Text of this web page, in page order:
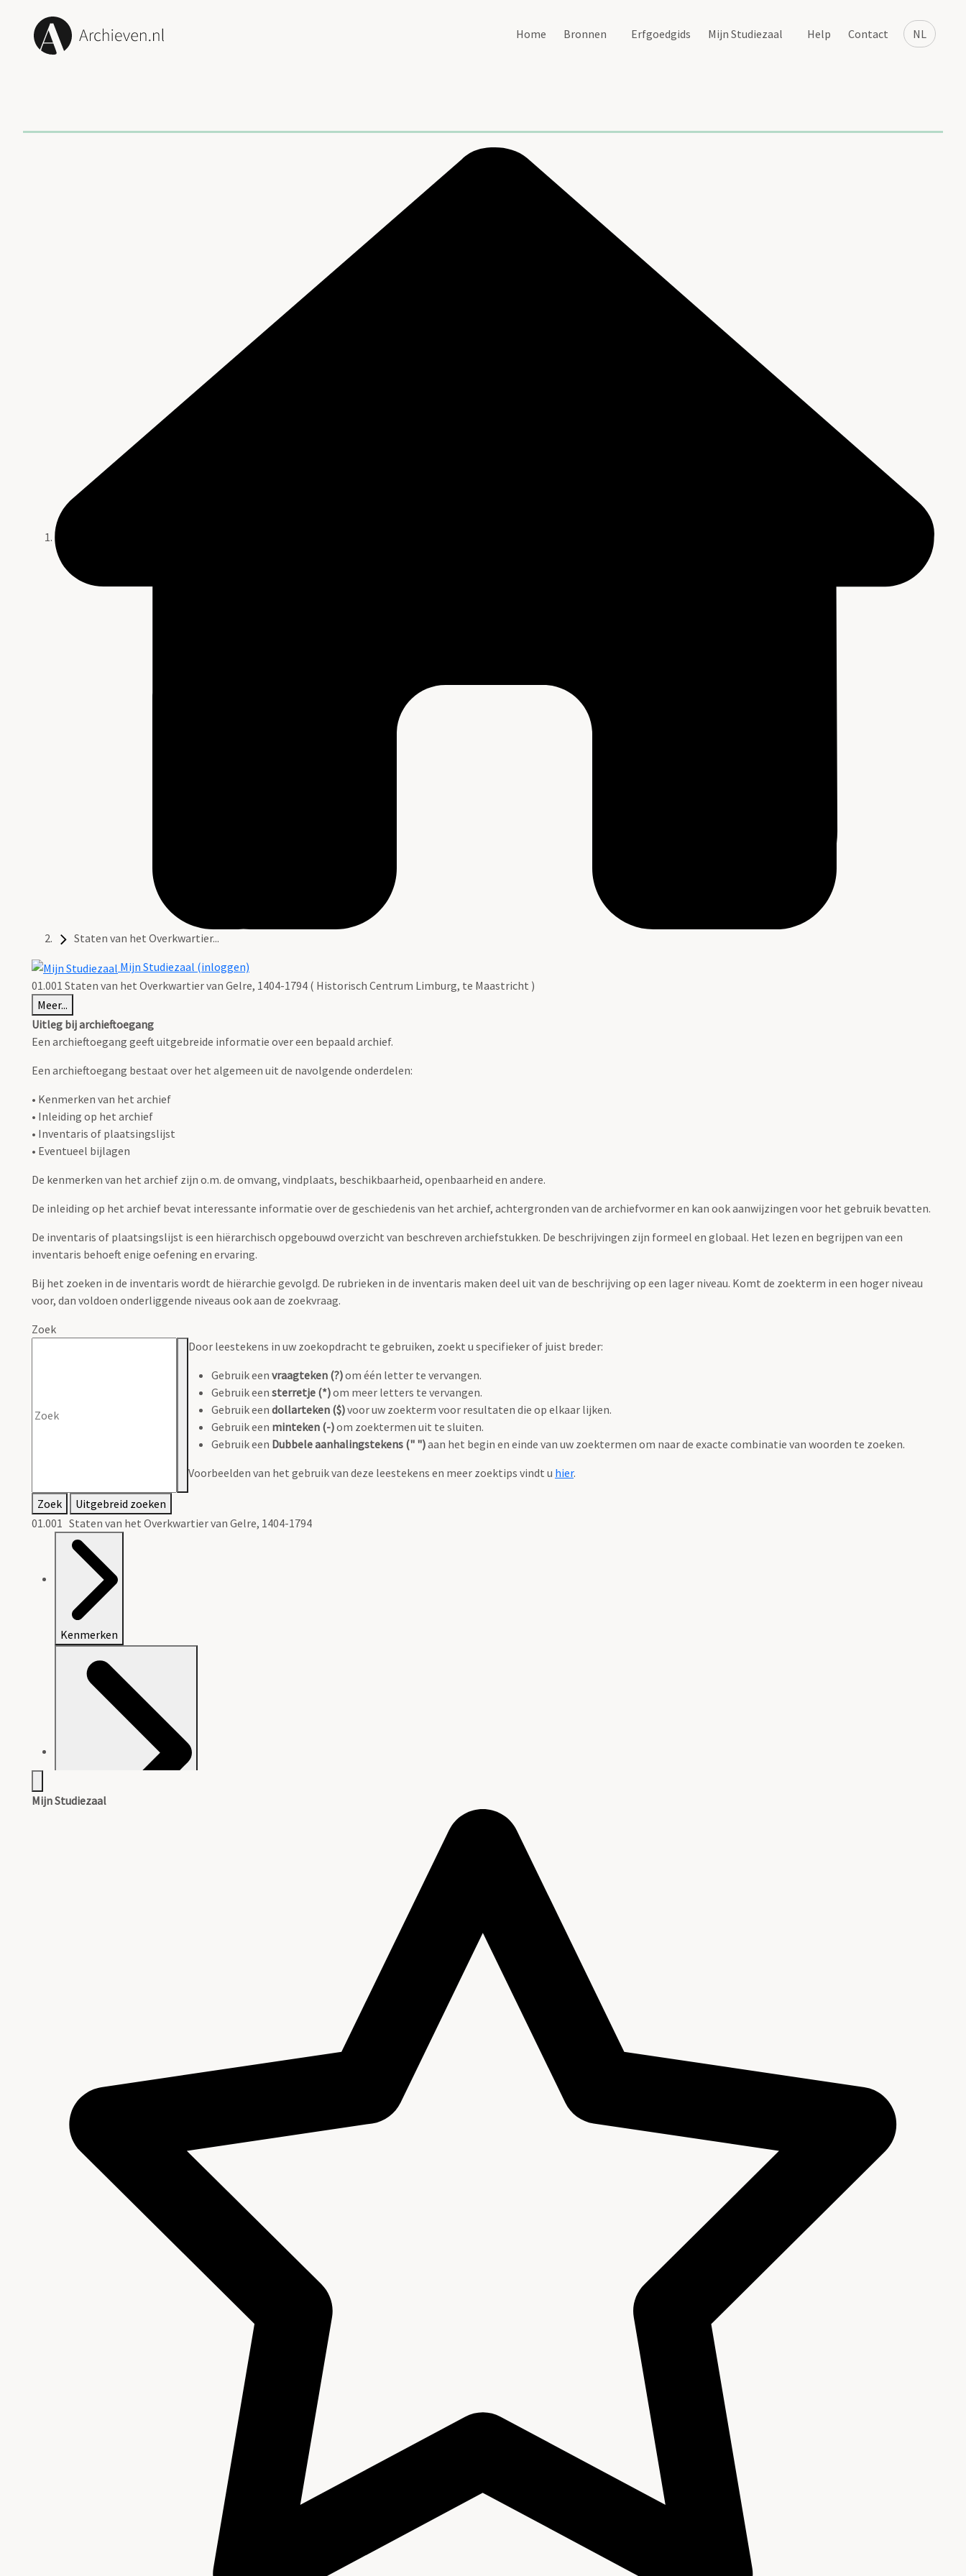
NL
Home Bronnen Erfgoedgids Mijn Studiezaal Help Contact
Staten van het Overkwartier...
Mijn Studiezaal (inloggen)
01.001 Staten van het Overkwartier van Gelre, 1404-1794 ( Historisch Centrum Limburg, te Maastricht )
Meer...
Uitleg bij archieftoegang
Een archieftoegang geeft uitgebreide informatie over een bepaald archief.
Een archieftoegang bestaat over het algemeen uit de navolgende onderdelen:
• Kenmerken van het archief
• Inleiding op het archief
• Inventaris of plaatsingslijst
• Eventueel bijlagen
De kenmerken van het archief zijn o.m. de omvang, vindplaats, beschikbaarheid, openbaarheid en andere.
De inleiding op het archief bevat interessante informatie over de geschiedenis van het archief, achtergronden van de archiefvormer en kan ook aanwijzingen voor het gebruik bevatten.
De inventaris of plaatsingslijst is een hiërarchisch opgebouwd overzicht van beschreven archiefstukken. De beschrijvingen zijn formeel en globaal. Het lezen en begrijpen van een
inventaris behoeft enige oefening en ervaring.
Bij het zoeken in de inventaris wordt de hiërarchie gevolgd. De rubrieken in de inventaris maken deel uit van de beschrijving op een lager niveau. Komt de zoekterm in een hoger niveau
voor, dan voldoen onderliggende niveaus ook aan de zoekvraag.
Zoek
Door leestekens in uw zoekopdracht te gebruiken, zoekt u specifieker of juist breder:
Gebruik een vraagteken (?)om één letter te vervangen.
Gebruik een sterretje (*)om meer letters te vervangen.
Gebruik een dollarteken ($)voor uw zoekterm voor resultaten die op elkaar lijken.
Gebruik een minteken (-)om zoektermen uit te sluiten.
Gebruik een Dubbele aanhalingstekens (" ")aan het begin en einde van uw zoektermen om naar de exacte combinatie van woorden te zoeken.
Voorbeelden van het gebruik van deze leestekens en meer zoektips vindt u hier.
Zoek
Uitgebreid zoeken
01.001 Staten van het Overkwartier van Gelre, 1404-1794
Kenmerken
Regesten
Mijn Studiezaal